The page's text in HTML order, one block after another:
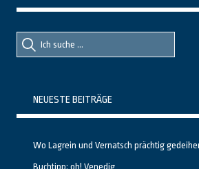
Suche
nach::
Suche
nach:
NEUESTE BEITRÄGE
Wo Lagrein und Vernatsch prächtig
Buchtipp: oh! Venedig